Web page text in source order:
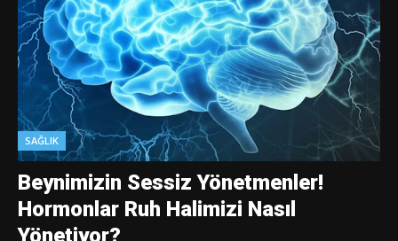
SAĞLIK
Beynimizin Sessiz Yönetmenler!
Hormonlar Ruh Halimizi Nasıl
Yönetiyor?